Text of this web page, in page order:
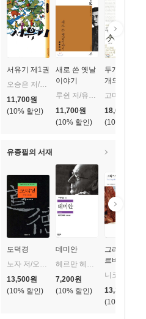
서유기 제1권
오승은 저/임홍빈 역
10%
11,700원
새로 쓴 옛날
이야기
루쉰 저/유세종 역
10%
11,700원
두개의 별 두
개의 지도
고미숙 저
10
18,000
유종필의 서재
도덕경
노자 저/오강남 풀이
10%
13,500원
데미안
헤르만 헤세 저/전영애 역
10%
7,200원
그리스인 조
르바
10
13,320